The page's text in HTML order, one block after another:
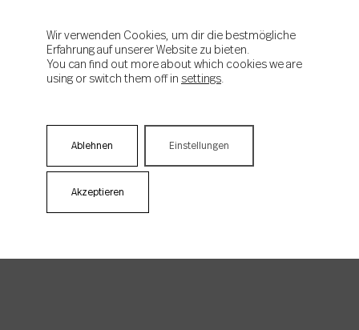
F. 964 38 64 32
info@colorker.com
Ctra. de Alcora, Km 21,3
12110 Alcora - Castellón - España
Wir verwenden Cookies, um dir die bestmögliche
Erfahrung auf unserer Website zu bieten.
You can find out more about which cookies we are
using or switch them off in settings
Akzeptieren
Ablehnen Einstellungen